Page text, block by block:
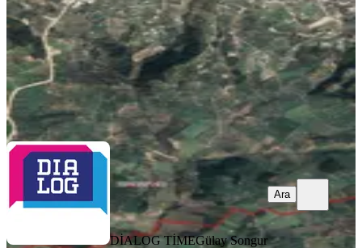
2.500.000 ₺2.600.000 ₺
DİALOG TİME Gülay Songur
Ara
DİALOG TİMEGülay Songur
Ara